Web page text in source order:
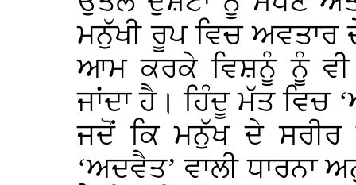
ਮਨੁੱਖੀ ਰੂਪ ਵਿਚ ਅਵਤਾਰ
ਆਮ ਕਰਕੇ ਵਿਸ਼ਨੂੰ ਨੂੰ ਵੀ
ਜਾਂਦਾ ਹੈ। ਹਿੰਦੂ ਮੱਤ ਵਿਚ
ਜਦੋਂ ਕਿ ਮਨੁੱਖ ਦੇ ਸਰੀਰ
‘ਅਦਵੈਤ’ ਵਾਲੀ